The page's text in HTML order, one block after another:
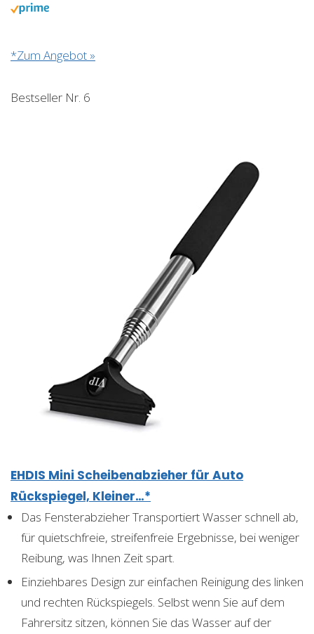
*Zum Angebot »
Bestseller Nr. 6
EHDIS Mini Scheibenabzieher für Auto
Rückspiegel, Kleiner…*
Das Fensterabzieher Transportiert Wasser schnell ab,
für quietschfreie, streifenfreie Ergebnisse, bei weniger
Reibung, was Ihnen Zeit spart.
Einziehbares Design zur einfachen Reinigung des linken
und rechten Rückspiegels. Selbst wenn Sie auf dem
Fahrersitz sitzen, können Sie das Wasser auf der